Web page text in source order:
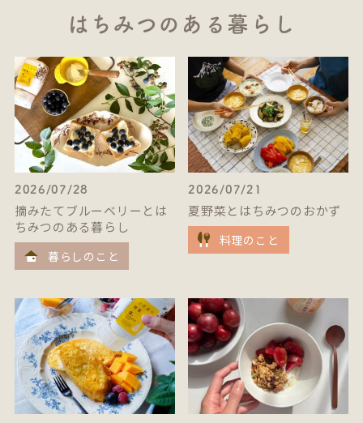
はちみつのある暮らし
2026/07/28
摘みたてブルーベリーとは
ちみつのある暮らし
暮らしのこと
2026/07/21
夏野菜とはちみつのおかず
料理のこと